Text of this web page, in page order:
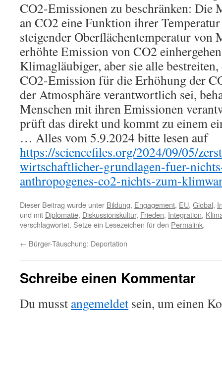
CO2-Emissionen zu beschränken: Die
an CO2 eine Funktion ihrer
steigender Oberflächentemperatur von
erhöhte Emission von CO2
Klimagläubiger, aber sie alle bestreiten,
CO2-Emission für die Erhöhung der
der Atmosphäre verantwortlich sei,
Menschen mit ihren Emissionen
prüft das direkt und kommt zu einem
… Alles vom 5.9.2024 bitte lesen auf
https://sciencefiles.org/2024/09/05/
wirtschaftlicher-grundlagen-fuer-
anthropogenes-co2-nichts-zum-
Dieser Beitrag wurde unter Bildung, Engagement, EU, Global,
und mit Diplomatie, Diskussionskultur, Frieden, Integration,
verschlagwortet. Setze ein Lesezeichen für den Permalink.
← Bürger-Täuschung: Deportation
Schreibe einen Kommentar
Du musst angemeldet sein, um einen